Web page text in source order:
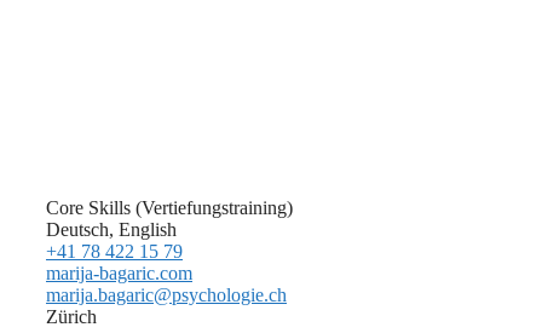
Core Skills (Vertiefungstraining)
Deutsch, English
+41 78 422 15 79
marija-bagaric.com
marija.bagaric@psychologie.ch
Zürich